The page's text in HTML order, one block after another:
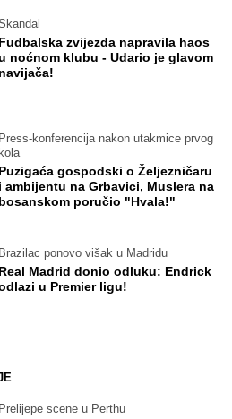
Fudbalska zvijezda napravila haos
noćnom klubu - Udario je glavom
navijača!
Press-konferencija nakon utakmice prvog
kola
Puzigaća gospodski o Željezničaru
i ambijentu na Grbavici, Muslera na
bosanskom poručio "Hvala!"
Brazilac ponovo višak u Madridu
Real Madrid donio odluku: Endrick
u Premier ligu!
Prelijepe scene u Perthu